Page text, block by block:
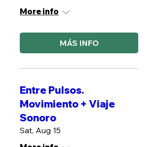
More info
MÁS INFO
Entre Pulsos.
Movimiento + Viaje
Sonoro
Sat, Aug 15